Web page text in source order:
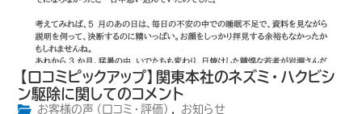
【口コミピックアップ】関東本社のネズミ・ハクビシ
ン駆除に関してのコメント
お客様の声（口コミ・評価） ,
お知らせ